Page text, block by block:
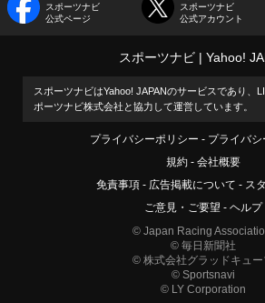
スポーツナビ
公式ページ
スポーツナビ
公式アカウント
スポーツナビ Yahoo!
スポーツナビはYahoo! JAPANのサービスであり、
ポーツナビ株式会社と協力して運営しています。
プライバシーポリシー
プライバ
規約
会社概要
免責事項
広告掲載について
ス
ご意見・ご要望
ヘルプ
© Japan Racing
© 毎日新聞社
© 株式会社グラッドキュー
© Sportsnavi
© LY Corporation